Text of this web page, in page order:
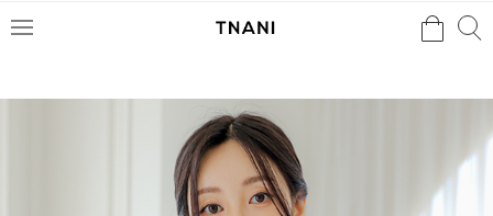
메
검색